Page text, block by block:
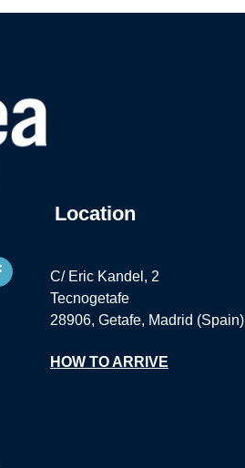
Location
C/ Eric Kandel, 2
Tecnogetafe
28906, Getafe, Madrid (Spain)
HOW TO ARRIVE